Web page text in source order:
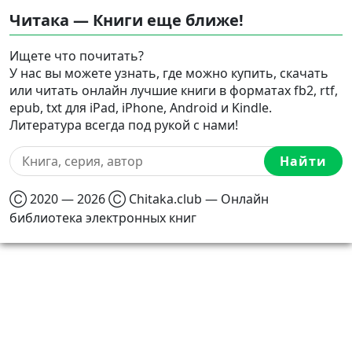
Читака — Книги еще ближе!
Ищете что почитать?
У нас вы можете узнать, где можно купить, скачать
или читать онлайн лучшие книги в форматах fb2, rtf,
epub, txt для iPad, iPhone, Android и Kindle.
Литература всегда под рукой с нами!
Найти
Ⓒ 2020 — 2026 Ⓒ Chitaka.club — Онлайн
библиотека электронных книг